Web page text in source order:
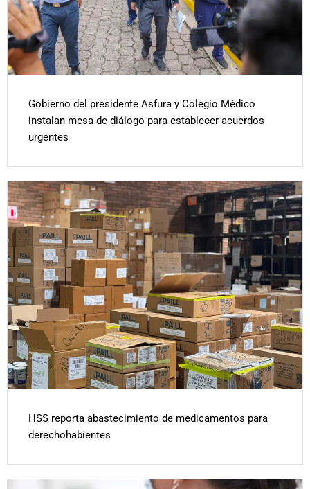
Gobierno del presidente Asfura y Colegio Médico
instalan mesa de diálogo para establecer acuerdos
urgentes
HSS reporta abastecimiento de medicamentos para
derechohabientes